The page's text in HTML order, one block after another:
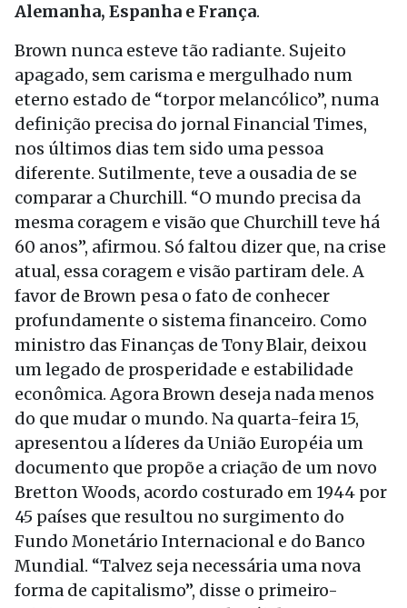
Alemanha, Espanha e França.
Brown nunca esteve tão radiante. Sujeito
apagado, sem carisma e mergulhado num
eterno estado de “torpor melancólico”, numa
definição precisa do jornal Financial Times,
nos últimos dias tem sido uma pessoa
diferente. Sutilmente, teve a ousadia de se
comparar a Churchill. “O mundo precisa da
mesma coragem e visão que Churchill teve há
60 anos”, afirmou. Só faltou dizer que, na crise
atual, essa coragem e visão partiram dele. A
favor de Brown pesa o fato de conhecer
profundamente o sistema financeiro. Como
ministro das Finanças de Tony Blair, deixou
um legado de prosperidade e estabilidade
econômica. Agora Brown deseja nada menos
do que mudar o mundo. Na quarta-feira 15,
apresentou a líderes da União Européia um
documento que propõe a criação de um novo
Bretton Woods, acordo costurado em 1944 por
45 países que resultou no surgimento do
Fundo Monetário Internacional e do Banco
Mundial. “Talvez seja necessária uma nova
forma de capitalismo”, disse o primeiro-